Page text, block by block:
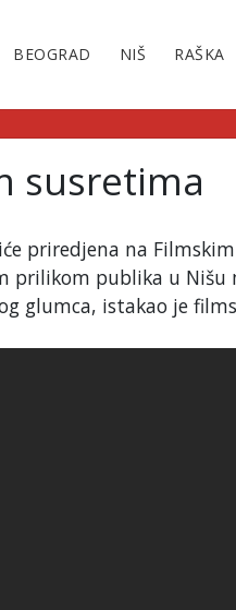
BEOGRAD NIŠ RAŠKA
susretima
priredjena na Filmskim
prilikom publika u Nišu
glumca, istakao je